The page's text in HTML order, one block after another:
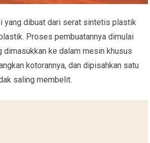
yang dibuat dari serat sintetis plastik
Proses pembuatannya dimulai
dimasukkan ke dalam mesin khusus
kotorannya, dan dipisahkan satu
saling membelit.